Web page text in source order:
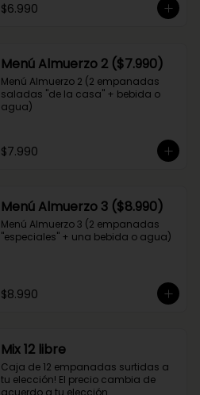
$6.990
Menú Almuerzo 2 ($7.990)
Menú Almuerzo 2 (2 empanadas
saladas "de la casa" + bebida o
agua)
$7.990
Menú Almuerzo 3 ($8.990)
Menú Almuerzo 3 (2 empanadas
"especiales" + una bebida o agua)
$8.990
Mix 12 libre
Caja de 12 empanadas surtidas a
tu elección! El precio cambia de
acuerdo a tu elección.